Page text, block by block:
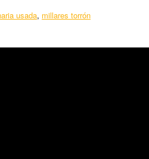
usada, millares torrón